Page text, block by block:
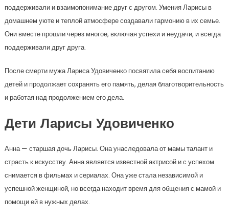
поддерживали и взаимопонимание друг с другом. Умения Ларисы в
домашнем уюте и теплой атмосфере создавали гармонию в их семье.
Они вместе прошли через многое, включая успехи и неудачи, и всегда
поддерживали друг друга.
После смерти мужа Лариса Удовиченко посвятила себя воспитанию
детей и продолжает сохранять его память, делая благотворительность
и работая над продолжением его дела.
Дети Ларисы Удовиченко
Анна — старшая дочь Ларисы. Она унаследовала от мамы талант и
страсть к искусству. Анна является известной актрисой и с успехом
снимается в фильмах и сериалах. Она уже стала независимой и
успешной женщиной, но всегда находит время для общения с мамой и
помощи ей в нужных делах.